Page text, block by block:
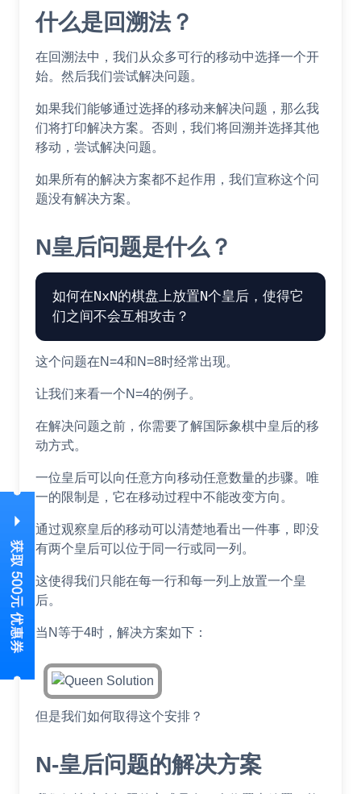
什么是回溯法？
在回溯法中，我们从众多可行的移动中选择一个开
始。然后我们尝试解决问题。
如果我们能够通过选择的移动来解决问题，那么我
们将打印解决方案。否则，我们将回溯并选择其他
移动，尝试解决问题。
如果所有的解决方案都不起作用，我们宣称这个问
题没有解决方案。
N皇后问题是什么？
如何在NxN的棋盘上放置N个皇后，使得它
这个问题在N=4和N=8时经常出现。
让我们来看一个N=4的例子。
在解决问题之前，你需要了解国际象棋中皇后的移
动方式。
一位皇后可以向任意方向移动任意数量的步骤。唯
一的限制是，它在移动过程中不能改变方向。
通过观察皇后的移动可以清楚地看出一件事，即没
有两个皇后可以位于同一行或同一列。
这使得我们只能在每一行和每一列上放置一个皇
后。
当N等于4时，解决方案如下：
但是我们如何取得这个安排？
N-皇后问题的解决方案